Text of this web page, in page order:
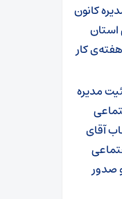
کانون
کار
مدیره
آقای
و صدور